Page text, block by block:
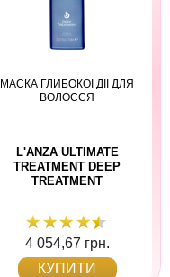
МАСКА ГЛИБОКОЇ ДІЇ ДЛЯ
ВОЛОССЯ
L'ANZA ULTIMATE
TREATMENT DEEP
TREATMENT
4 054,67 грн.
КУПИТИ